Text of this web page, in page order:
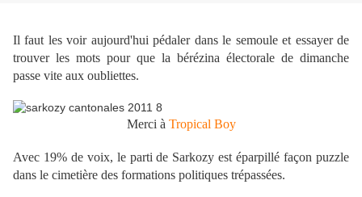
Il faut les voir aujourd'hui pédaler dans le semoule et essayer de
trouver les mots pour que la bérézina électorale de dimanche
passe vite aux oubliettes.
Merci à Tropical Boy
Avec 19% de voix, le parti de Sarkozy est éparpillé façon puzzle
dans le cimetière des formations politiques trépassées.